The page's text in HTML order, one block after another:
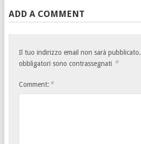
ADD A COMMENT
Il tuo indirizzo email non sarà pubblicato.
obbligatori sono contrassegnati *
Comment: *